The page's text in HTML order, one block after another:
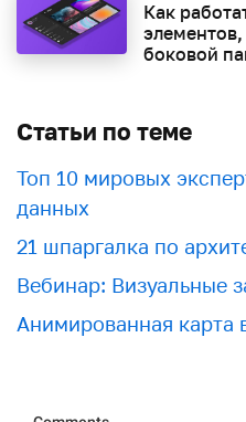
Как
боковой
Статьи по теме
Топ 10 мировых
данных
21 шпаргалка по
Вебинар: Визуальные
Анимированная карта